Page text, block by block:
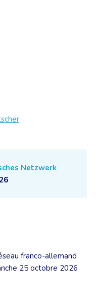
Netzwerk
franco-allemand
25 octobre 2026